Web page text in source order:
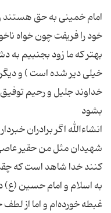
امام خمینى به حق هستند و
خود را فریفت چون خواه
بهتر که ما زود بجنبیم به
خیلى دیر شده است ) و
خداوند جلیل و رحیم
انشاءالله اگر برادران
شهیدان مثل من حقیر
کنند خدا شاهد است که
به اسلام و امام حسین (ع)
غبطه خورده‌ام و اما از